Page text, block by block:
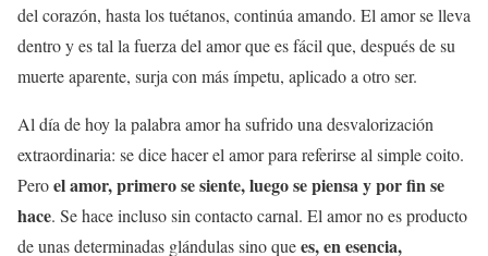
del corazón, hasta los tuétanos, continúa amando. El amor se lleva
dentro y es tal la fuerza del amor que es fácil que, después de su
muerte aparente, surja con más ímpetu, aplicado a otro ser.
Al día de hoy la palabra amor ha sufrido una desvalorización
extraordinaria: se dice hacer el amor para referirse al simple coito.
Peroel amor, primero se siente, luego se piensa y por fin se
hace. Se hace incluso sin contacto carnal. El amor no es producto
de unas determinadas glándulas sino quees, en esencia,